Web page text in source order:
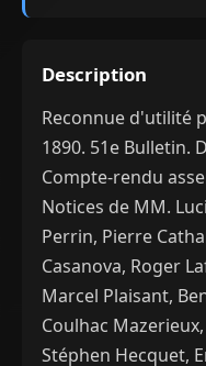
Description
Reconnue d'utilité
1890. 51e Bulletin.
Compte-rendu
Notices de MM.
Perrin, Pierre
Casanova, Roger
Marcel Plaisant,
Coulhac
Stéphen Hecquet,